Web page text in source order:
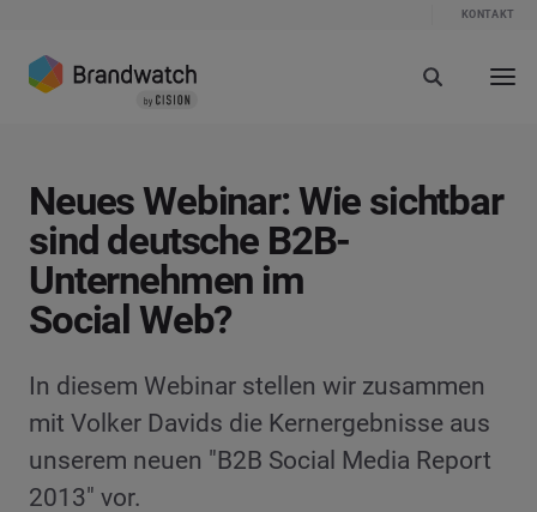
KONTAKT
Neues Webinar: Wie sichtbar
sind deutsche B2B-
Unternehmen im
Social Web?
In diesem Webinar stellen wir zusammen
mit Volker Davids die Kernergebnisse aus
unserem neuen "B2B Social Media Report
2013" vor.